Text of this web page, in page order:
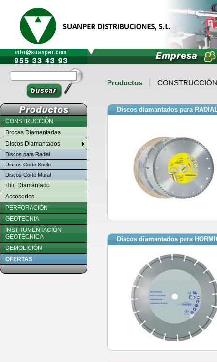
Productos CONSTRUCCIÓN
Discos diamantados para
Discos diamantados para
CONSTRUCCIÓN
Brocas Diamantadas
Discos Diamantados
Discos para Radial
Discos Corte Suelo
Discos Corte Mural
Hilo Diamantado
Accesorios
PERFORACIÓN
GEOTECNIA
INSTRUMENTACIÓN
GEOTÉCNICA
DEMOLICIÓN
OFERTAS